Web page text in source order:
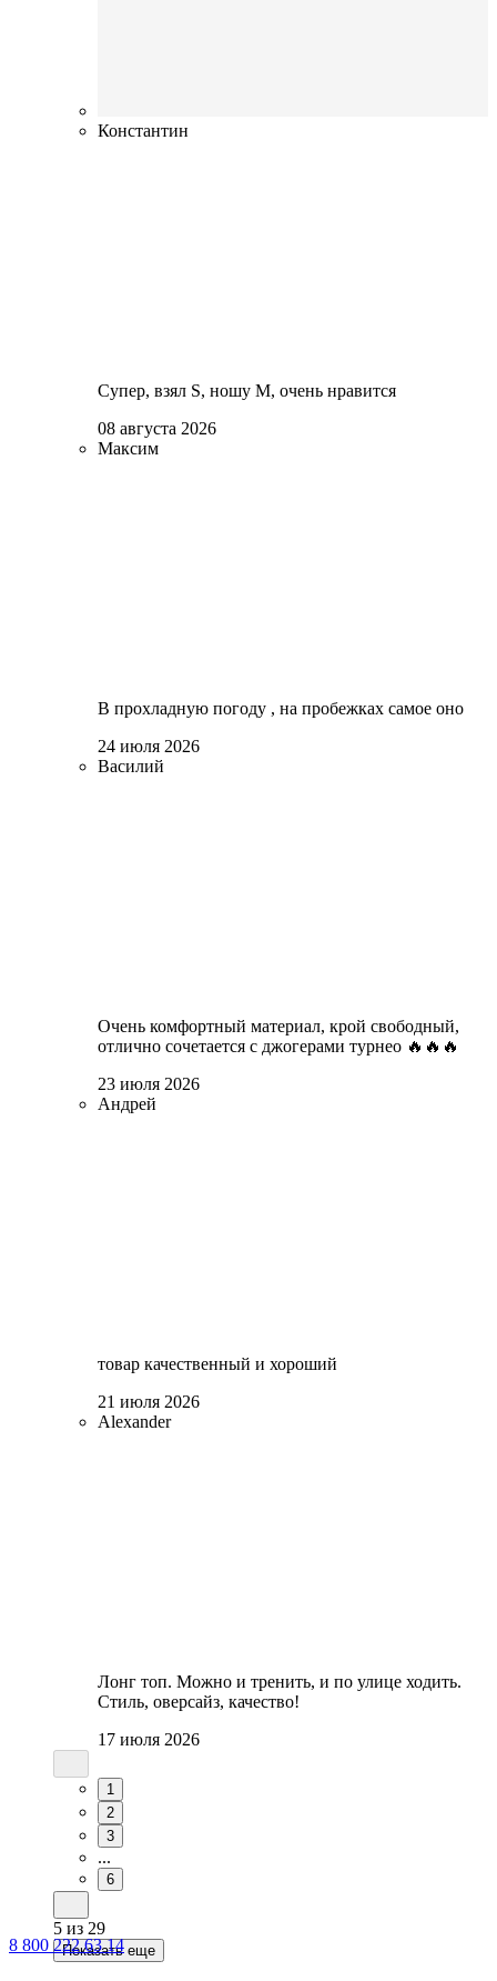
Константин
Супер, взял S, ношу М, очень нравится
08 августа 2026
Максим
В прохладную погоду , на пробежках самое оно
24 июля 2026
Василий
Очень комфортный материал, крой свободный,
отлично сочетается с джогерами турнео 🔥🔥🔥
23 июля 2026
Андрей
товар качественный и хороший
21 июля 2026
Alexander
Лонг топ. Можно и тренить, и по улице ходить.
Стиль, оверсайз, качество!
17 июля 2026
1
2
3
...
6
5 из 29
Показать еще
8 800 222 63 14